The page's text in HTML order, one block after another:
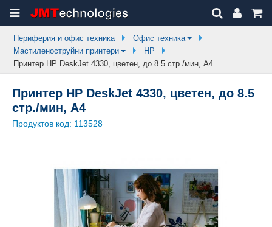
Периферия и офис техника
Офис техника
Мастиленоструйни принтери
HP
Принтер HP DeskJet 4330, цветен, до 8.5 стр./мин, A4
Принтер HP DeskJet 4330, цветен, до 8.5
стр./мин, A4
Продуктов код: 113528